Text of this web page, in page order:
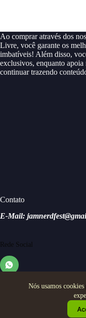
Nós usamos
Ao comprar através dos
Livre, você garante os
imbatíveis! Além disso,
exclusivos, enquanto apoia
continuar trazendo
Contato
E-Mail:
Rede Social
Copyright © 2026 - Jam